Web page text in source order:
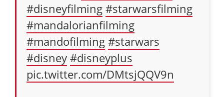
#disneyfilming #starwarsfilming
#mandalorianfilming
#mandofilming #starwars
#disney #disneyplus
pic.twitter.com/DMtsjQQV9n